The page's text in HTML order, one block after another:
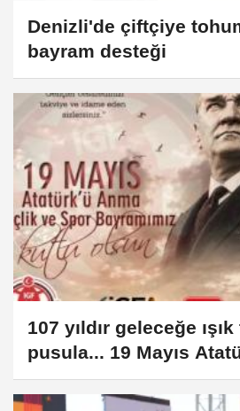
Denizli'de çiftçiye
bayram desteği
107 yıldır geleceğe
pusula... 19 Mayıs
Gençlik ve Spor
olsun